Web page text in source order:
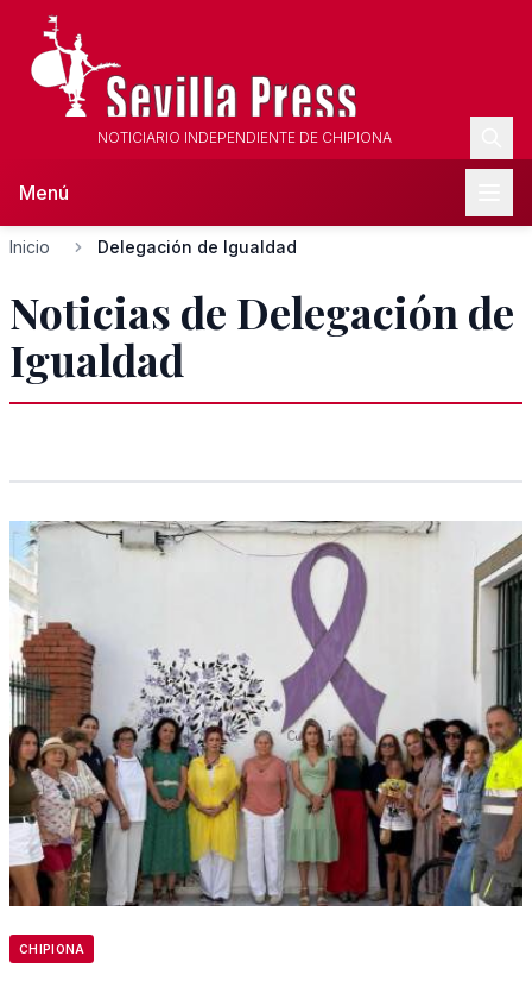
NOTICIARIO INDEPENDIENTE DE CHIPIONA
Menú
Inicio Delegación de Igualdad
Noticias de Delegación de
Igualdad
CHIPIONA